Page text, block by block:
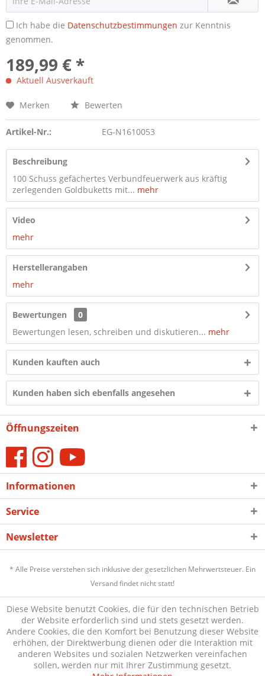
Ich habe die Datenschutzbestimmungen zur Kenntnis
genommen.
189,99 € *
Aktuell Ausverkauft
Merken Bewerten
Artikel-Nr.: EG-N1610053
Beschreibung
100 Schuss gefächertes Verbundfeuerwerk aus kräftig
zerlegenden Goldbuketts mit... mehr
Video
mehr
Herstellerangaben
mehr
Bewertungen
0
Bewertungen lesen, schreiben und diskutieren... mehr
Kunden kauften auch
Kunden haben sich ebenfalls angesehen
Öffnungszeiten
Informationen
Service
Newsletter
* Alle Preise verstehen sich inklusive der gesetzlichen Mehrwertsteuer. Ein
Versand findet nicht statt!
Diese Website benutzt Cookies, die für den technischen Betrieb
der Website erforderlich sind und stets gesetzt werden.
Andere Cookies, die den Komfort bei Benutzung dieser Website
erhöhen, der Direktwerbung dienen oder die Interaktion mit
anderen Websites und sozialen Netzwerken vereinfachen
sollen, werden nur mit Ihrer Zustimmung gesetzt.